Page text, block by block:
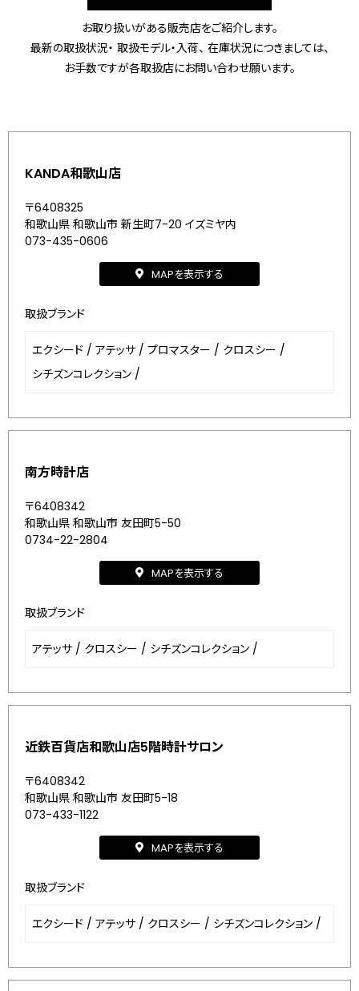
お取り扱いがある販売店をご紹介します。
最新の取扱状況・ 取扱モデル・入荷、 在庫状況につきましては、
お手数ですが各取扱店にお問い合わせ願います。
KANDA和歌山店
〒6408325
和歌山県 和歌山市 新生町7-20 イズミヤ内
073-435-0606
MAPを表示する
取扱ブランド
エクシード / アテッサ / プロマスター / クロスシー /
シチズンコレクション /
南方時計店
〒6408342
和歌山県 和歌山市 友田町5-50
0734-22-2804
MAPを表示する
取扱ブランド
アテッサ / クロスシー / シチズンコレクション /
近鉄百貨店和歌山店5階時計サロン
〒6408342
和歌山県 和歌山市 友田町5-18
073-433-1122
MAPを表示する
取扱ブランド
エクシード / アテッサ / クロスシー / シチズンコレクション /